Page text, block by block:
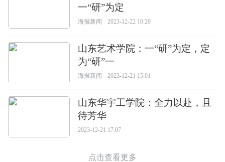
一“研”为定
海报新闻 2023-12-22 10:20
山东艺术学院：一“研”为定，定
为“研”一
海报新闻 2023-12-21 15:01
山东华宇工学院：全力以赴，且
待芳华
2023-12-21 17:07
点击查看更多